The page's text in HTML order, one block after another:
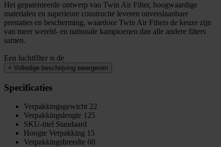
Het gepatenteerde ontwerp van Twin Air Filter, hoogwaardige
materialen en superieure constructie leveren onverslaanbare
prestaties en bescherming, waardoor Twin Air Filters de keuze zijn
van meer wereld- en nationale kampioenen dan alle andere filters
samen.
Een luchtfilter is de
+ Volledige beschrijving weergeven
Specificaties
Verpakkingsgewicht 22
Verpakkingslengte 125
SKU-titel Standaard
Hoogte Verpakking 15
Verpakkingsbreedte 60